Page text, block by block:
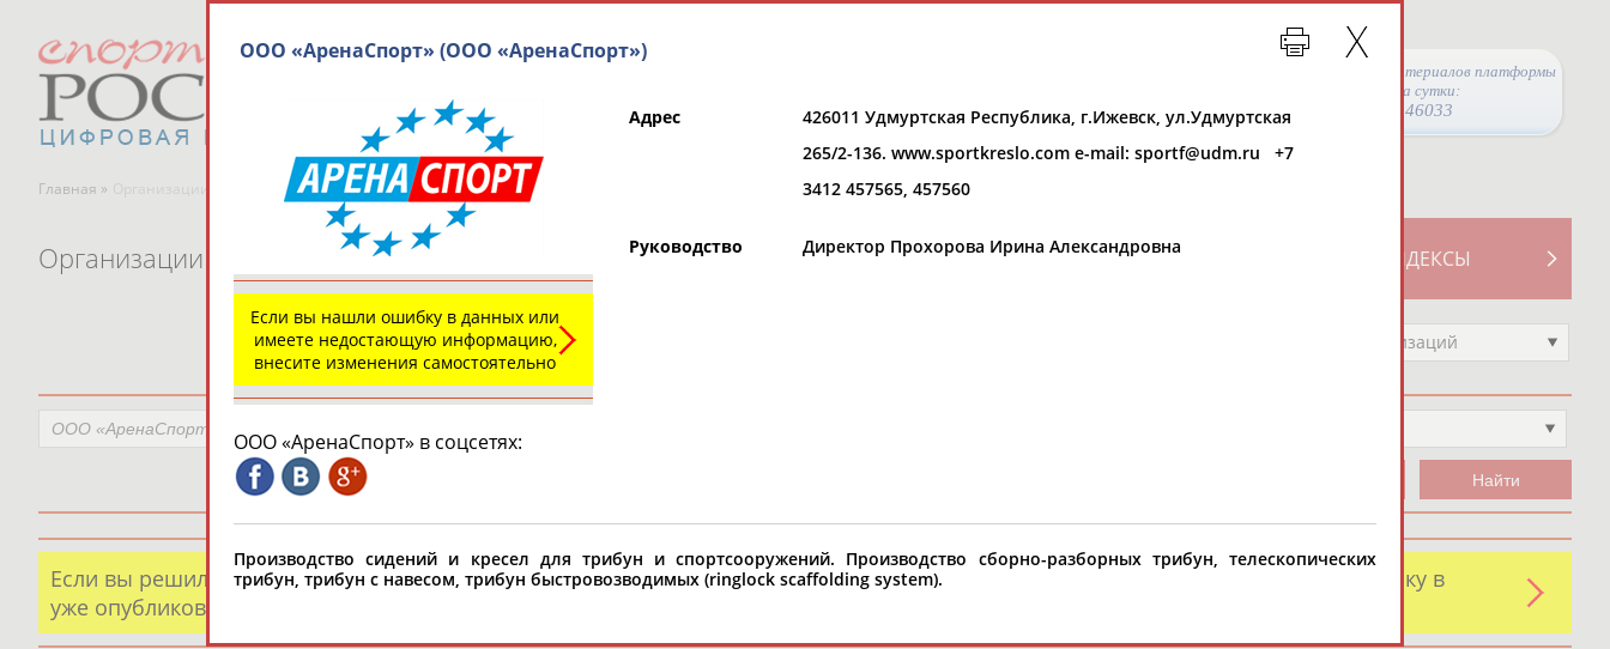
Просмотры материалов платформы
за сутки:
46033
Главная » Организации спортивной отрасли
СВОДНЫЕ ИНДЕКСЫ
ТАБЛО АКТИВНОСТИ
РЕСУРСНАЯ ПЛОЩАДКА
Организации спортивной отрасли
Выберите другой тип организаций
Если вы решили разместить информацию о хорошо известной вам спортивной организации или обнаружили какую-либо ошибку в
уже опубликованных данных и хотите ее исправить, пожалуйста, вы можете это сделать самостоятельно
ООО «АренаСпорт» (ООО «АренаСпорт»)
Если вы нашли ошибку в данных или
имеете недостающую информацию,
внесите изменения самостоятельно
ООО «АренаСпорт» в соцсетях:
Адрес
426011 Удмуртская Республика, г.Ижевск, ул.Удмуртская
265/2-136. www.sportkreslo.com e-mail: sportf@udm.ru +7
3412 457565, 457560
Руководство Директор Прохорова Ирина Александровна
Производство сидений и кресел для трибун и спортсооружений. Производство сборно-разборных трибун, телескопических
трибун, трибун с навесом, трибун быстровозводимых (ringlock scaffolding system).